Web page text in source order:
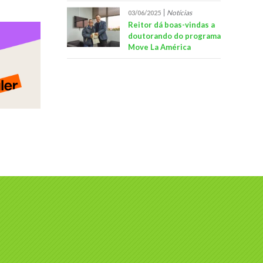
03/06/2025 Notícias
Reitor dá boas-vindas a
doutorando do programa
Move La América